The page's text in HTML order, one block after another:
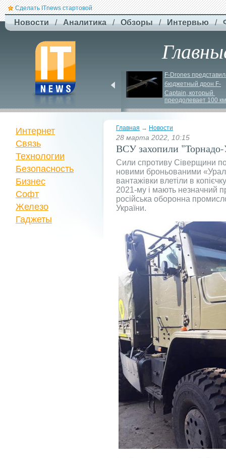
Сделать ITnews стартовой
Новости / Аналитика / Обзоры / Интервью /
плату за ручну поклажу
F-Drones
бюджетный дрон F-
Сaptain, который
преодолевает 100 км
Главная → Новости
28 марта 2022, 10:15
ВСУ захопили
Сили спротиву Сіверщини
новими броньованими
вантажівки влетіли в
2021-му і мають незначний
російська оборонна
України.
Интернет
Связь
Технологии
Безопасность
Бизнес
Софт
Железо
Гаджеты